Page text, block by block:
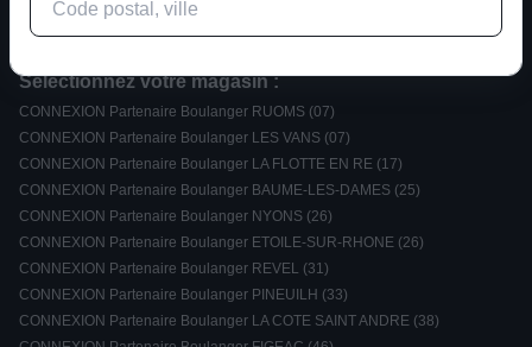
Sélectionnez votre magasin :
CONNEXION Partenaire Boulanger RUOMS (07)
CONNEXION Partenaire Boulanger LES VANS (07)
CONNEXION Partenaire Boulanger LA FLOTTE EN RE (17)
CONNEXION Partenaire Boulanger BAUME-LES-DAMES (25)
CONNEXION Partenaire Boulanger NYONS (26)
CONNEXION Partenaire Boulanger ETOILE-SUR-RHONE (26)
CONNEXION Partenaire Boulanger REVEL (31)
CONNEXION Partenaire Boulanger PINEUILH (33)
CONNEXION Partenaire Boulanger LA COTE SAINT ANDRE (38)